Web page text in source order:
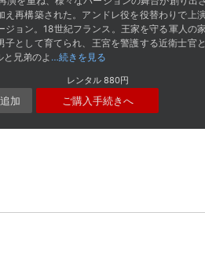
え再構築された。アンドレ役を役替わりで上
ジョン。18世紀フランス。王家を守る軍人の
子として育てられ、王宮を警護する近衛士官
と兄弟のよ …続きを見る
レンタル 880円
ご購入手続きへ